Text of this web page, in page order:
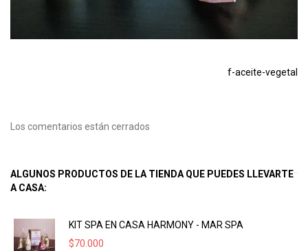
f-aceite-vegetal
Los comentarios están cerrados
ALGUNOS PRODUCTOS DE LA TIENDA QUE PUEDES LLEVARTE
A CASA:
KIT SPA EN CASA HARMONY - MAR SPA
$70.000